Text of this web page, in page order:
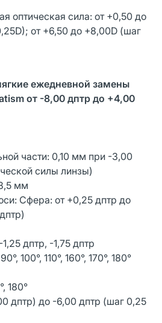
оптическая сила: от +0,50 до
от +6,50 до +8,00D (шаг
ежедневной замены
от -8,00 дптр до +4,00
части: 0,10 мм при -3,00
силы линзы)
мм
Сфера: от +0,25 дптр до
дптр, -1,75 дптр
100°, 110°, 160°, 170°, 180°
180°
дптр) до -6,00 дптр (шаг 0,25